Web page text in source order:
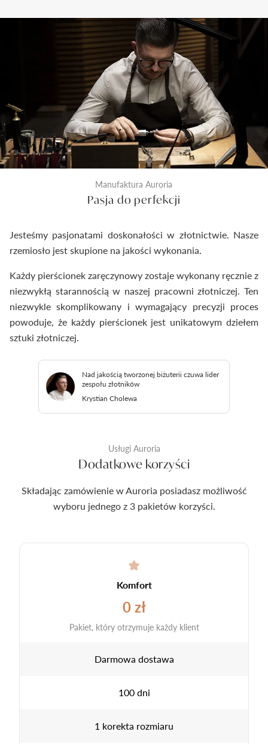
kontrola odlewu i diamentu przed rozpoczęciem
prac złotniczych. Drugi wykonywany jest na etapie
produkcji po wykonaniu biżuterii. Ostateczna
kontrola następuje tuż przed zamknięciem
pierścionka do pudełeczka. Dzięki temu
dostarczymy Ci wyroby jubilerskie najwyższej klasy.
Manufaktura Auroria
Pasja do perfekcji
Jesteśmy pasjonatami doskonałości w złotnictwie. Nasze
rzemiosło jest skupione na jakości wykonania.
Każdy pierścionek zaręczynowy zostaje wykonany ręcznie z
niezwykłą starannością w naszej pracowni złotniczej. Ten
niezwykle skomplikowany i wymagający precyzji proces
powoduje, że każdy pierścionek jest unikatowym dziełem
sztuki złotniczej.
Nad jakością tworzonej biżuterii czuwa lider
zespołu złotników
Krystian Cholewa
Usługi Auroria
Dodatkowe korzyści
Składając zamówienie w Auroria posiadasz możliwość
wyboru jednego z 3 pakietów korzyści.
Komfort
0 zł
Pakiet, który otrzymuje każdy klient
Darmowa dostawa
100 dni
1 korekta rozmiaru